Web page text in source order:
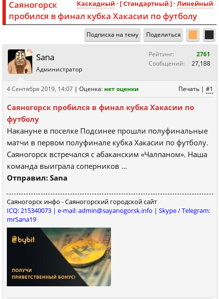
Каскадный· [ Стандартный ] · Линейный
Саяногорск
пробился в финал кубка Хакасии по футболу
Подписка на тему Поделиться
Sana
Администратор
Рейтинг:
2761
Сообщений:
27,188
Печать | #1
4 Сентября 2019, 14:07 | Оценка: нет оценки
Саяногорск пробился в финал кубка Хакасии по
футболу
Накануне в поселке Подсинее прошли полуфинальные
матчи в первом полуфинале кубка Хакасии по футболу.
Саяногорск встречался с абаканским «Чалпаном». Наша
команда выиграла соперников ...
Отправил: Sana
Саяногорск инфо - Саяногорский городской сайт
ICQ: 215340073 | e-mail: admin@sayanogorsk.info | Skype / Telegram:
mrSana19